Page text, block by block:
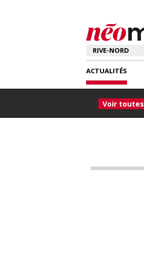
ACTUALITÉS
Voir